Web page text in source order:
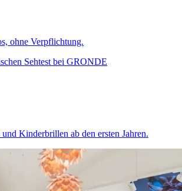
ohne Verpflichtung.
und Kinderbrillen ab den ersten Jahren.